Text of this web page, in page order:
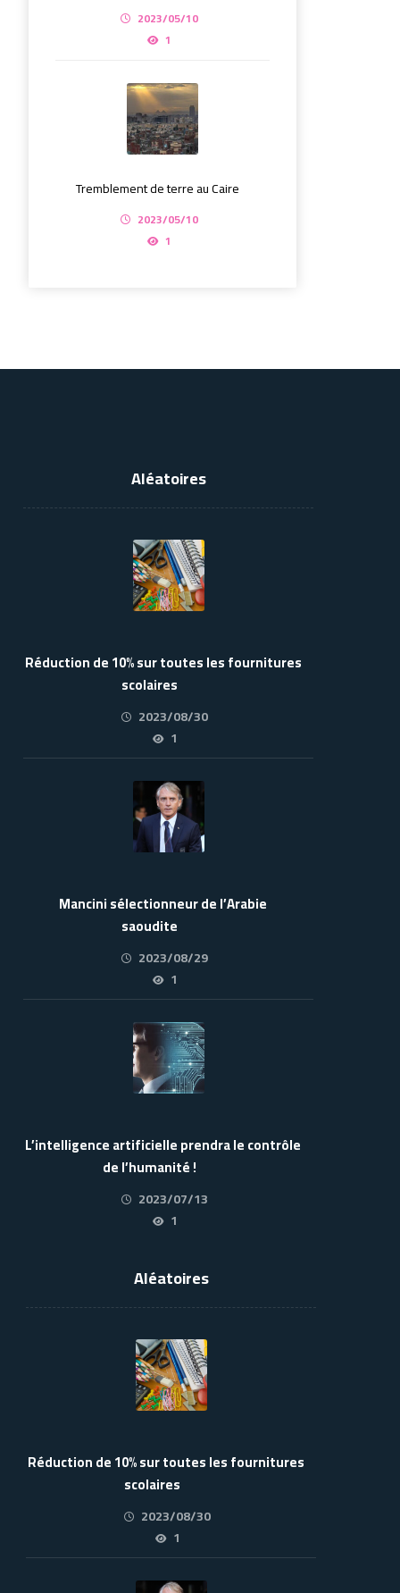
2023/05/10
1
Tremblement de terre au Caire
2023/05/10
1
Aléatoires
Réduction de 10% sur toutes les fournitures
scolaires
2023/08/30
1
Mancini sélectionneur de l’Arabie
saoudite
2023/08/29
1
L’intelligence artificielle prendra le contrôle
de l’humanité !
2023/07/13
1
Aléatoires
Réduction de 10% sur toutes les fournitures
scolaires
2023/08/30
1